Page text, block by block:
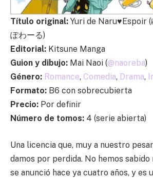
Título original: Yuri de Naru♥Espoir
ぽわーる)
Editorial: Kitsune Manga
Guion y dibujo: Mai Naoi (@naoreba)
Género: Romance, Comedia, Drama,
Formato: B6 con sobrecubierta
Precio: Por definir
Número de tomos: 4 (serie abierta)
Una licencia que, muy a nuestro
damos por perdida. No hemos sabido
se anunció hace ya cuatro años, y es